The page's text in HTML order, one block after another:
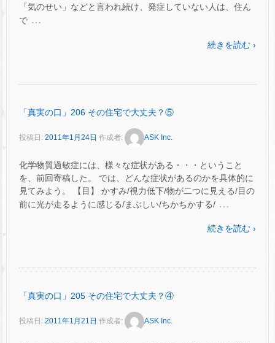
「気のせい」などと言われ続け、発症していない人は、住ん
で …
続きを読む ›
「真実の口」206 その住宅で大丈夫？⑤
投稿日: 2011年1月24日 作成者: ASK Inc.
化学物質過敏症には、様々な症状がある・・・ということ
を、前回寄稿した。 では、どんな症状があるのかを具体的に
見てみよう。 【目】 かすみ/視力低下/物が二つに見える/目の
前に光が走るように感じる/まぶしい/ちかちかする/ …
続きを読む ›
「真実の口」205 その住宅で大丈夫？④
投稿日: 2011年1月21日 作成者: ASK Inc.